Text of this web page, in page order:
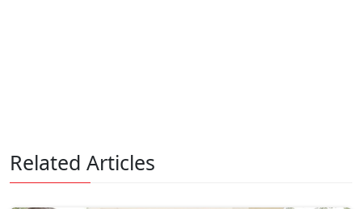
Related Articles